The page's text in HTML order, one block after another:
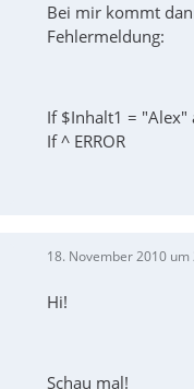
Bei mir kommt
Fehlermeldung:
If $Inhalt1 = "Alex"
If ^ ERROR
18. November 2010 um
Hi!
Schau mal!